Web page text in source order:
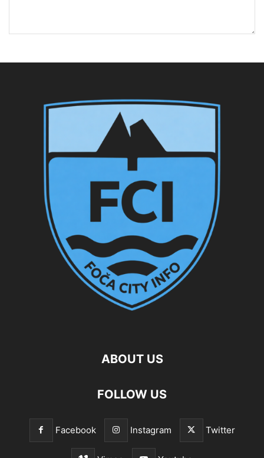
ABOUT US
FOLLOW US
Facebook Instagram Twitter